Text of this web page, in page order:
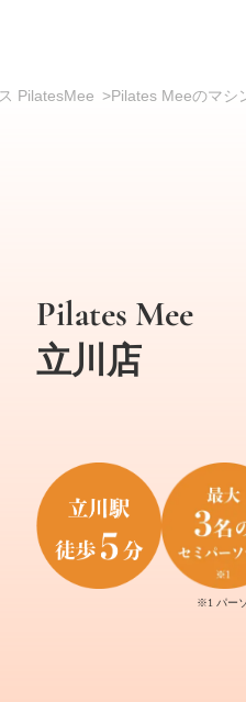
PilatesMee >Pilates Meeのマシ
Pilates Mee
立川店
※1 パー